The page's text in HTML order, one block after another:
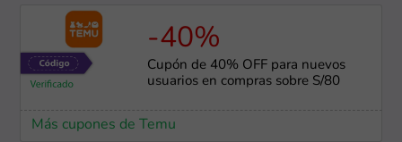
-40%
Cupón de 40% OFF para nuevos
usuarios en compras sobre S/80
Más cupones de Temu